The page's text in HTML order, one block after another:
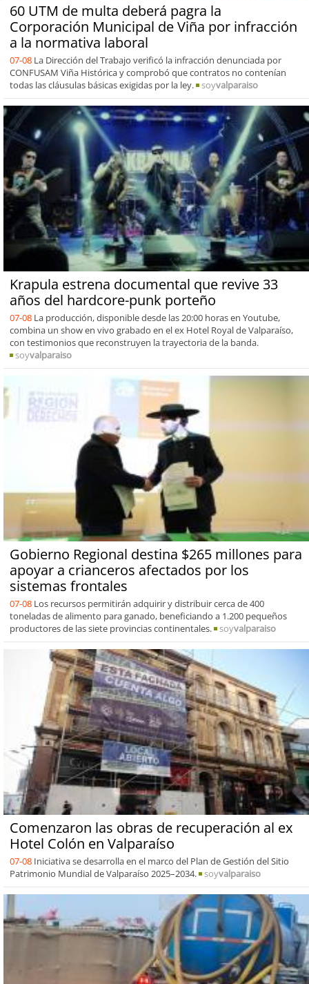
60 UTM de multa deberá pagra la
Corporación Municipal de Viña por infracción
a la normativa laboral
07-08 La Dirección del Trabajo verificó la infracción denunciada por
CONFUSAM Viña Histórica y comprobó que contratos no contenían
todas las cláusulas básicas exigidas por la ley.
soyvalparaiso
Krapula estrena documental que revive 33
años del hardcore-punk porteño
07-08 La producción, disponible desde las 20:00 horas en Youtube,
combina un show en vivo grabado en el ex Hotel Royal de Valparaíso,
con testimonios que reconstruyen la trayectoria de la banda.
soyvalparaiso
Gobierno Regional destina $265 millones para
apoyar a crianceros afectados por los
sistemas frontales
07-08 Los recursos permitirán adquirir y distribuir cerca de 400
toneladas de alimento para ganado, beneficiando a 1.200 pequeños
productores de las siete provincias continentales.
soyvalparaiso
Comenzaron las obras de recuperación al ex
Hotel Colón en Valparaíso
07-08 Iniciativa se desarrolla en el marco del Plan de Gestión del Sitio
Patrimonio Mundial de Valparaíso 2025–2034.
soyvalparaiso